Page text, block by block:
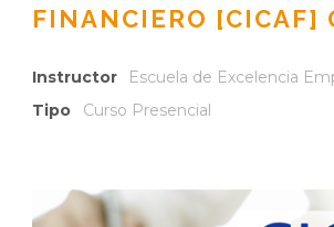
FINANCIERO [CICAF]
Instructor
Escuela de Excelencia
Tipo
Curso Presencial